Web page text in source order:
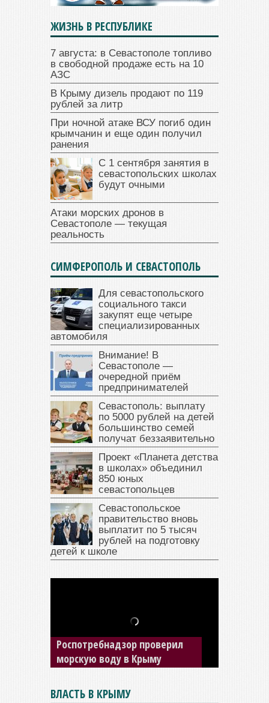
ЖИЗНЬ В РЕСПУБЛИКЕ
7 августа: в Севастополе топливо
в свободной продаже есть на 10
АЗС
В Крыму дизель продают по 119
рублей за литр
При ночной атаке ВСУ погиб один
крымчанин и еще один получил
ранения
С 1 сентября занятия в
севастопольских школах
будут очными
Атаки морских дронов в
Севастополе — текущая
реальность
СИМФЕРОПОЛЬ И СЕВАСТОПОЛЬ
Для севастопольского
социального такси
закупят еще четыре
специализированных
автомобиля
Внимание! В
Севастополе —
очередной приём
предпринимателей
Севастополь: выплату
по 5000 рублей на детей
большинство семей
получат беззаявительно
Проект «Планета детства
в школах» объединил
850 юных
севастопольцев
Севастопольское
правительство вновь
выплатит по 5 тысяч
рублей на подготовку
детей к школе
Роспотребнадзор проверил
морскую воду в Крыму
В Крыму у жителя Саки
изъяли автомобиль —
накопил долги по штрафам
ГИБДД
ВЛАСТЬ В КРЫМУ